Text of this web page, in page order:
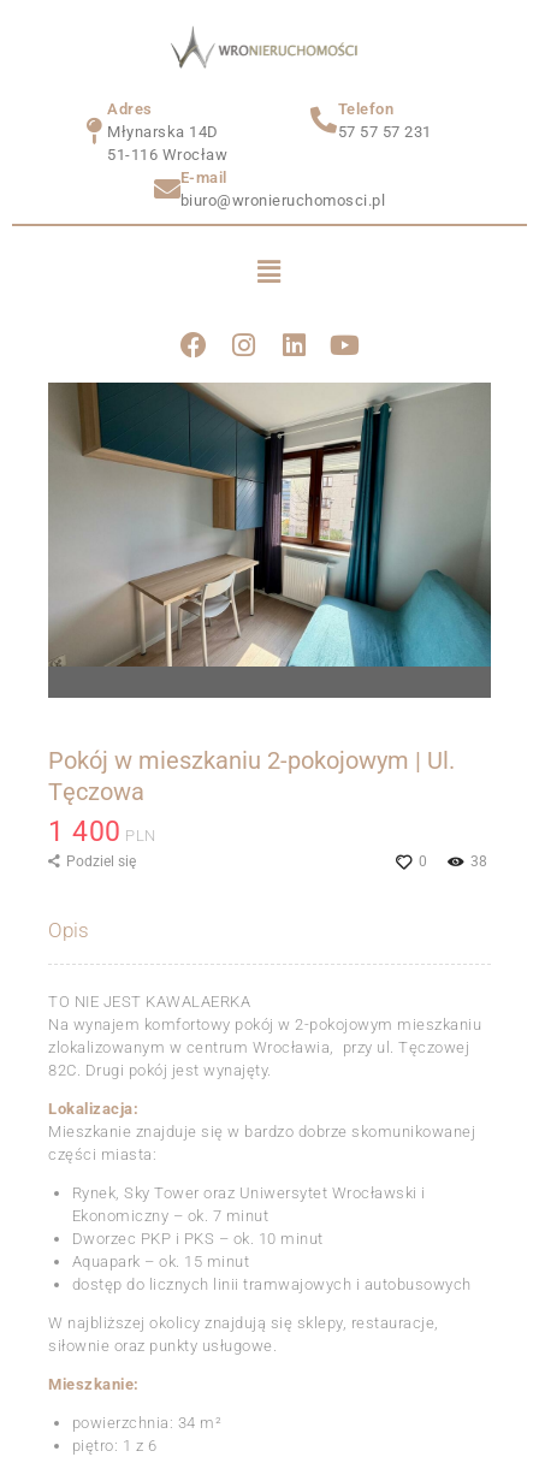
Adres
Młynarska 14D
51-116 Wrocław
Telefon
57 57 57 231
E-mail
biuro@wronieruchomosci.pl
Pokój w mieszkaniu 2-pokojowym | Ul.
Tęczowa
1 400 PLN
38
0
Podziel się
Opis
TO NIE JEST KAWALAERKA
Na wynajem komfortowy pokój w 2-pokojowym mieszkaniu
zlokalizowanym w centrum Wrocławia, przy ul. Tęczowej
82C. Drugi pokój jest wynajęty.
Lokalizacja:
Mieszkanie znajduje się w bardzo dobrze skomunikowanej
części miasta:
Rynek, Sky Tower oraz Uniwersytet Wrocławski i
Ekonomiczny – ok. 7 minut
Dworzec PKP i PKS – ok. 10 minut
Aquapark – ok. 15 minut
dostęp do licznych linii tramwajowych i autobusowych
W najbliższej okolicy znajdują się sklepy, restauracje,
siłownie oraz punkty usługowe.
Mieszkanie:
powierzchnia: 34 m²
piętro: 1 z 6